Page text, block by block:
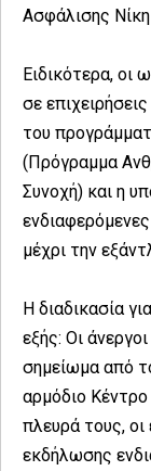
Ασφάλισης
Ειδικότερα, οι
σε
του
(Πρόγραμμα
Συνοχή) και η
μέχρι την
Η διαδικασία
εξής: Οι
σημείωμα από
αρμόδιο
πλευρά τους, οι
εκδήλωσης